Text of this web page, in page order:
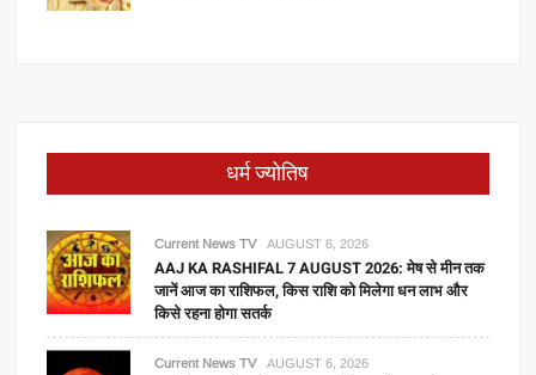
धर्म ज्योतिष
Current News TV AUGUST 6, 2026
AAJ KA RASHIFAL 7 AUGUST 2026: मेष से मीन तक
जानें आज का राशिफल, किस राशि को मिलेगा धन लाभ और
किसे रहना होगा सतर्क
Current News TV AUGUST 6, 2026